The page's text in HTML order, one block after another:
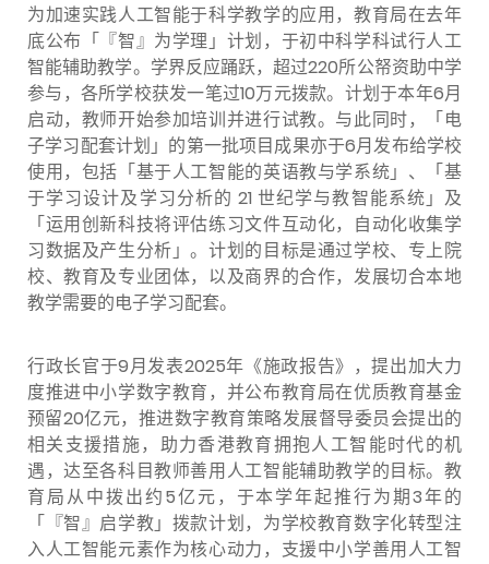
为加速实践人工智能于科学教学的应用，教育局在去年
底公布「『智』为学理」计划，于初中科学科试行人工
智能辅助教学。学界反应踊跃，超过220所公帑资助中学
参与，各所学校获发一笔过10万元拨款。计划于本年6月
启动，教师开始参加培训并进行试教。与此同时，「电
子学习配套计划」的第一批项目成果亦于6月发布给学校
使用，包括「基于人工智能的英语教与学系统」、「基
于学习设计及学习分析的 21 世纪学与教智能系统」及
「运用创新科技将评估练习文件互动化，自动化收集学
习数据及产生分析」。计划的目标是通过学校、专上院
校、教育及专业团体，以及商界的合作，发展切合本地
教学需要的电子学习配套。
行政长官于9月发表2025年《施政报告》，提出加大力
度推进中小学数字教育，并公布教育局在优质教育基金
预留20亿元，推进数字教育策略发展督导委员会提出的
相关支援措施，助力香港教育拥抱人工智能时代的机
遇，达至各科目教师善用人工智能辅助教学的目标。教
育局从中拨出约5亿元，于本学年起推行为期3年的
「『智』启学教」拨款计划，为学校教育数字化转型注
入人工智能元素作为核心动力，支援中小学善用人工智